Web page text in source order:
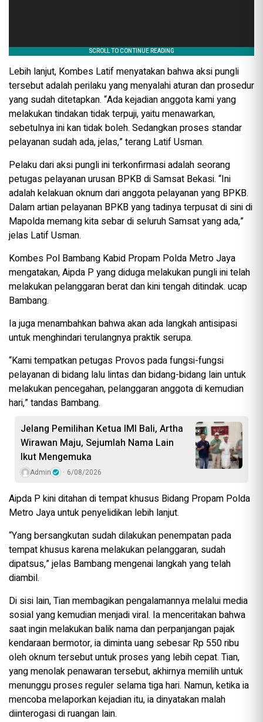
Lebih lanjut, Kombes Latif menyatakan bahwa aksi pungli
tersebut adalah perilaku yang menyalahi aturan dan prosedur
yang sudah ditetapkan. “Ada kejadian anggota kami yang
melakukan tindakan tidak terpuji, yaitu menawarkan,
sebetulnya ini kan tidak boleh. Sedangkan proses standar
pelayanan sudah ada, jelas,” terang Latif Usman.
Pelaku dari aksi pungli ini terkonfirmasi adalah seorang
petugas pelayanan urusan BPKB di Samsat Bekasi. “Ini
adalah kelakuan oknum dari anggota pelayanan yang BPKB.
Dalam artian pelayanan BPKB yang tadinya terpusat di sini di
Mapolda memang kita sebar di seluruh Samsat yang ada,”
jelas Latif Usman.
Kombes Pol Bambang Kabid Propam Polda Metro Jaya
mengatakan, Aipda P yang diduga melakukan pungli ini telah
melakukan pelanggaran berat dan kini tengah ditindak. ucap
Bambang.
Ia juga menambahkan bahwa akan ada langkah antisipasi
untuk menghindari terulangnya praktik serupa.
“Kami tempatkan petugas Provos pada fungsi-fungsi
pelayanan di bidang lalu lintas dan bidang-bidang lain untuk
melakukan pencegahan, pelanggaran anggota di kemudian
hari,” tandas Bambang.
Jelang Pemilihan Ketua IMI Bali, Artha
Wirawan Maju, Sejumlah Nama Lain
Ikut Mengemuka
Admin 6/08/2026
Aipda P kini ditahan di tempat khusus Bidang Propam Polda
Metro Jaya untuk penyelidikan lebih lanjut.
“Yang bersangkutan sudah dilakukan penempatan pada
tempat khusus karena melakukan pelanggaran, sudah
dipatsus,” jelas Bambang mengenai langkah yang telah
diambil.
Di sisi lain, Tian membagikan pengalamannya melalui media
sosial yang kemudian menjadi viral. Ia menceritakan bahwa
saat ingin melakukan balik nama dan perpanjangan pajak
kendaraan bermotor, ia diminta uang sebesar Rp 550 ribu
oleh oknum tersebut untuk proses yang lebih cepat. Tian,
yang menolak penawaran tersebut, akhirnya memilih untuk
menunggu proses reguler selama tiga hari. Namun, ketika ia
mencoba melaporkan kejadian itu, ia dinyatakan malah
diinterogasi di ruangan lain.